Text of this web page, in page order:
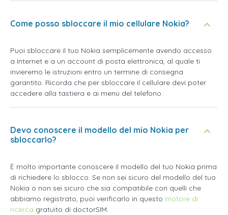
Come posso sbloccare il mio cellulare Nokia?
Puoi sbloccare il tuo Nokia semplicemente avendo accesso
a Internet e a un account di posta elettronica, al quale ti
invieremo le istruzioni entro un termine di consegna
garantito. Ricorda che per sbloccare il cellulare devi poter
accedere alla tastiera e ai menu del telefono.
Devo conoscere il modello del mio Nokia per
sbloccarlo?
È molto importante conoscere il modello del tuo Nokia prima
di richiedere lo sblocco. Se non sei sicuro del modello del tuo
Nokia o non sei sicuro che sia compatibile con quelli che
abbiamo registrato, puoi verificarlo in questo motore di
ricerca gratuito di doctorSIM.